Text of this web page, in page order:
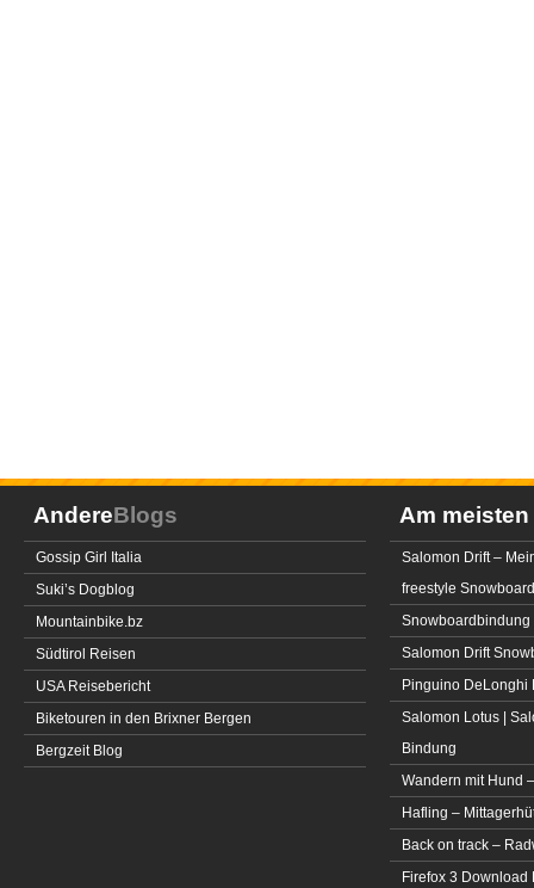
AndereBlogs
Gossip Girl Italia
Suki’s Dogblog
Mountainbike.bz
Südtirol Reisen
USA Reisebericht
Biketouren in den Brixner Bergen
Bergzeit Blog
Am meisten
Salomon Drift –
freestyle Snowboard
Snowboardbindung
Salomon Drift
Pinguino DeLonghi
Salomon Lotus |
Bindung
Wandern mit Hund
Hafling –
Back on track –
Firefox 3 Download